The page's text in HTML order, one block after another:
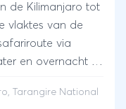
de Kilimanjaro tot
vlaktes van de
via
en overnacht in
witte stranden
,
Tarangire National